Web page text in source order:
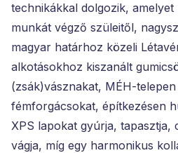
technikákkal dolgozik, amelyet
munkát végző szüleitől,
magyar határhoz közeli
alkotásokhoz kiszanált
(zsák)vásznakat, MÉH-
fémforgácsokat, építkezésen
XPS lapokat gyúrja, tapasztja,
vágja, míg egy harmonikus